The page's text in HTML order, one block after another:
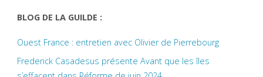
BLOG DE LA GUILDE :
Ouest France : entretien avec Olivier de Pierrebourg
Frederick Casadesus présente Avant que les îles